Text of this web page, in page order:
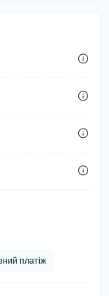
платіж